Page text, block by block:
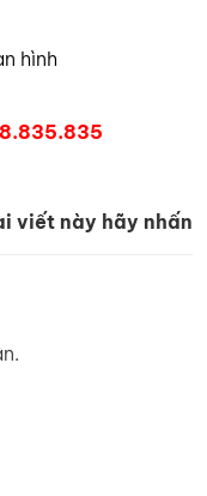
hình
viết này hãy nhấn